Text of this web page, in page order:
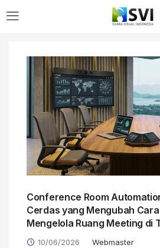
Conference Room
Cerdas yang Mengubah
Mengelola Ruang Meeting di
10/06/2026
Webmaster